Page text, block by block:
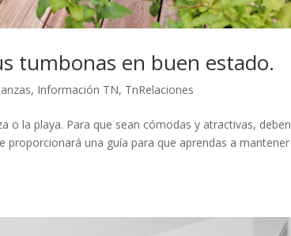
tumbonas en buen estado.
, Información TN, TnRelaciones
o la playa. Para que sean cómodas y atractivas, deben
una guía para que aprendas a mantener